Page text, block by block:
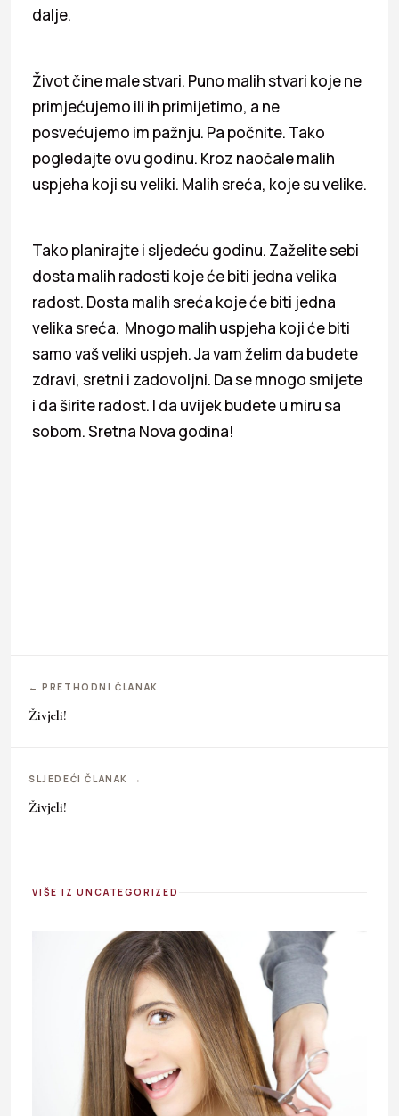
dalje.
Život čine male stvari. Puno malih stvari koje ne
primjećujemo ili ih primijetimo, a ne
posvećujemo im pažnju. Pa počnite. Tako
pogledajte ovu godinu. Kroz naočale malih
uspjeha koji su veliki. Malih sreća, koje su velike.
Tako planirajte i sljedeću godinu. Zaželite sebi
dosta malih radosti koje će biti jedna velika
radost. Dosta malih sreća koje će biti jedna
velika sreća. Mnogo malih uspjeha koji će biti
samo vaš veliki uspjeh. Ja vam želim da budete
zdravi, sretni i zadovoljni. Da se mnogo smijete
i da širite radost. I da uvijek budete u miru sa
sobom. Sretna Nova godina!
← PRETHODNI ČLANAK
Živjeli!
SLJEDEĆI ČLANAK →
Živjeli!
VIŠE IZ UNCATEGORIZED